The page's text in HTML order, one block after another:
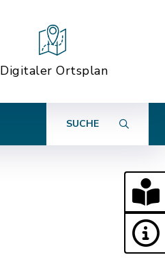
Digitaler Ortsplan
SUCHE